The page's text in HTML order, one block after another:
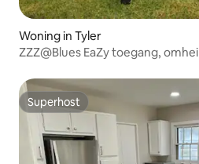
Woning in Tyler
ZZZ@Blues EaZy toegang,
Superhost
Superhost